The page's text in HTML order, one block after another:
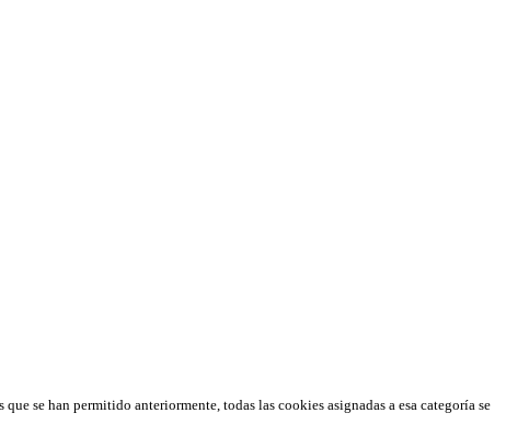
se han permitido anteriormente, todas las cookies asignadas a esa categoría se